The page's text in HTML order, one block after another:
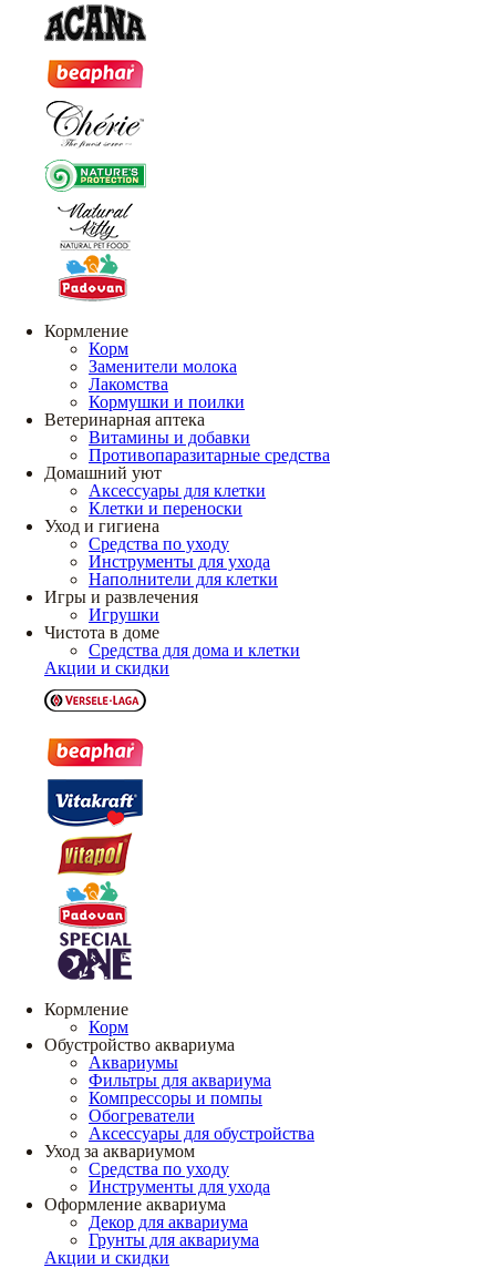
Кормление
Корм
Заменители молока
Лакомства
Кормушки и поилки
Ветеринарная аптека
Витамины и добавки
Противопаразитарные средства
Домашний уют
Аксессуары для клетки
Клетки и переноски
Уход и гигиена
Средства по уходу
Инструменты для ухода
Наполнители для клетки
Игры и развлечения
Игрушки
Чистота в доме
Средства для дома и клетки
Акции и скидки
Кормление
Корм
Обустройство аквариума
Аквариумы
Фильтры для аквариума
Компрессоры и помпы
Обогреватели
Аксессуары для обустройства
Уход за аквариумом
Средства по уходу
Инструменты для ухода
Оформление аквариума
Декор для аквариума
Грунты для аквариума
Акции и скидки